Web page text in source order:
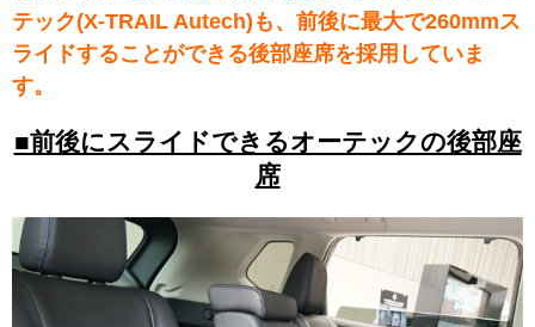
テック(X-TRAIL Autech)も、前後に最大で260mmス
ライドすることができる後部座席を採用していま
す。
■前後にスライドできるオーテックの後部座
席